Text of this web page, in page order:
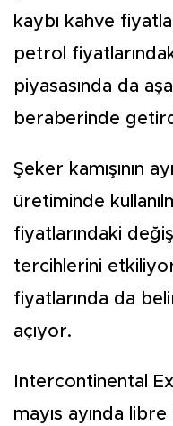
kaybı kahve
petrol
piyasasında da
beraberinde
Şeker kamışının
üretiminde
fiyatlarındaki
tercihlerini
fiyatlarında da
açıyor.
Intercontinental
mayıs ayında